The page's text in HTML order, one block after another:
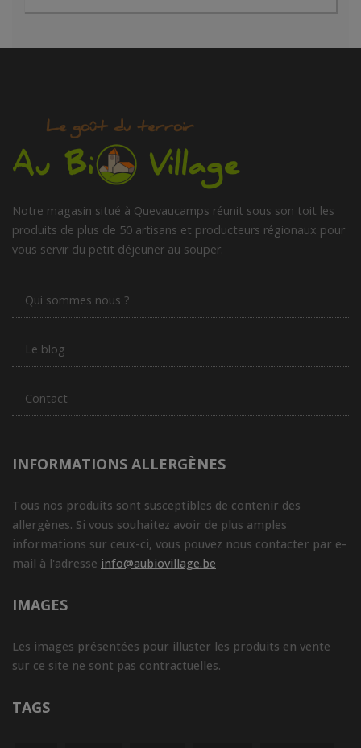
Notre magasin situé à Quevaucamps réunit sous son toit les
produits de plus de 50 artisans et producteurs régionaux pour
vous servir du petit déjeuner au souper.
Qui sommes nous ?
Le blog
Contact
INFORMATIONS ALLERGÈNES
Tous nos produits sont susceptibles de contenir des
allergènes. Si vous souhaitez avoir de plus amples
informations sur ceux-ci, vous pouvez nous contacter par e-
mail à l'adresse info@aubiovillage.be
IMAGES
Les images présentées pour illuster les produits en vente
sur ce site ne sont pas contractuelles.
TAGS